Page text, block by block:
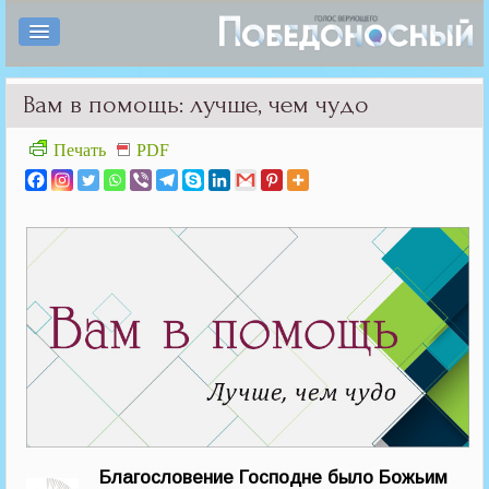
Вам в помощь: лучше, чем чудо
Печать PDF
Благословение Господне было Божьим